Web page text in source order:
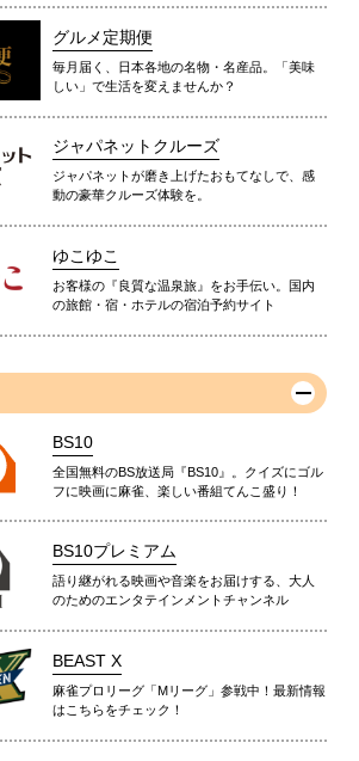
グルメ定期便
毎月届く、日本各地の名物・名産品。「美味
しい」で生活を変えませんか？
ジャパネットクルーズ
ジャパネットが磨き上げたおもてなしで、感
動の豪華クルーズ体験を。
ゆこゆこ
お客様の『良質な温泉旅』をお手伝い。国内
の旅館・宿・ホテルの宿泊予約サイト
BS10
全国無料のBS放送局『BS10』。クイズにゴル
フに映画に麻雀、楽しい番組てんこ盛り！
BS10プレミアム
語り継がれる映画や音楽をお届けする、大人
のためのエンタテインメントチャンネル
BEAST X
麻雀プロリーグ「Mリーグ」参戦中！最新情報
はこちらをチェック！